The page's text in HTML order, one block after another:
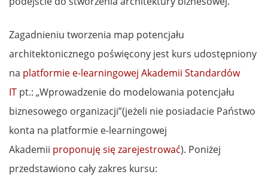
Zagadnieniu tworzenia map potencjału
architektonicznego poświęcony jest kurs udostępniony
na platformie e-learningowej Akademii Standardów
IT pt.: „Wprowadzenie do modelowania potencjału
biznesowego organizacji”(jeżeli nie posiadacie Państwo
konta na platformie e-learningowej
Akademii proponuję się zarejestrować). Poniżej
przedstawiono cały zakres kursu: